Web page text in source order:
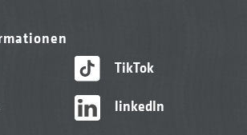
TikTok
linkedIn